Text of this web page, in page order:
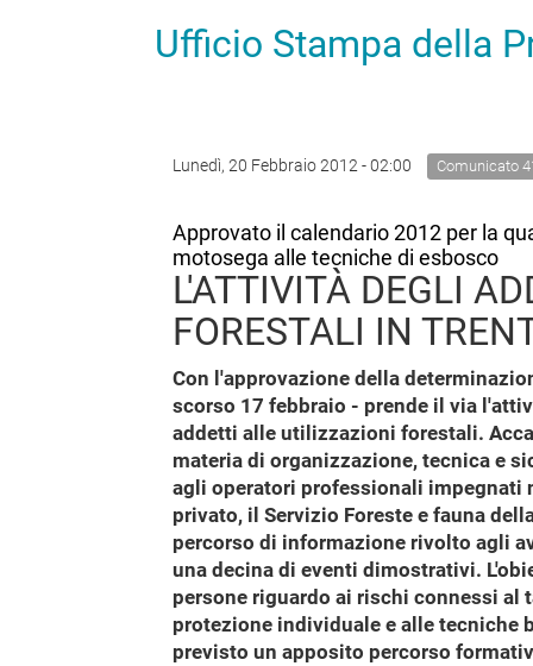
Ufficio Stampa della
Lunedì, 20 Febbraio 2012 - 02:00 Comunicato
Approvato il calendario 2012 per la
motosega alle tecniche di esbosco
L'ATTIVITÀ DEGLI
FORESTALI IN
Con l'approvazione della
scorso 17 febbraio - prende il via
addetti alle utilizzazioni forestali.
materia di organizzazione, tecnica e
agli operatori professionali impegnati
privato, il Servizio Foreste e fauna
percorso di informazione rivolto agli
una decina di eventi dimostrativi.
persone riguardo ai rischi connessi
protezione individuale e alle tecniche
previsto un apposito percorso